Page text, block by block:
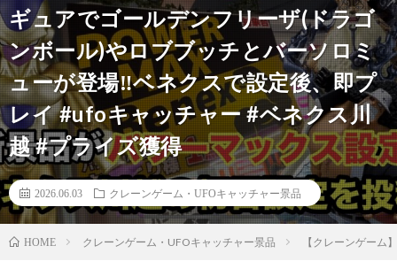
ギュアでゴールデンフリーザ(ドラゴ
ンボール)やロブブッチとバーソロミ
ューが登場‼︎ベネクスで設定後、即プ
レイ #ufoキャッチャー #ベネクス川
越 #プライズ獲得
2026.06.03 クレーンゲーム・UFOキャッチャー景品
HOME クレーンゲーム・UFOキャッチャー景品 【クレーンゲー